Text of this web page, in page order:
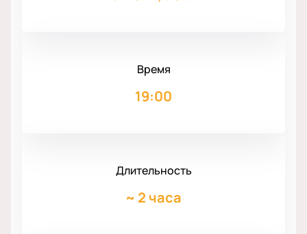
Время
19:00
Длительность
~ 2 часа